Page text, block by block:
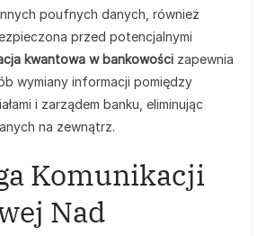
poufnych danych, również
przed potencjalnymi
kwantowa w bankowości zapewnia
wymiany informacji pomiędzy
i zarządem banku, eliminując
na zewnątrz.
Komunikacji
Nad